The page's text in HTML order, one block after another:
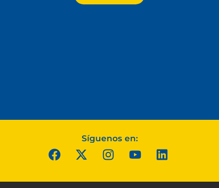
Síguenos en: